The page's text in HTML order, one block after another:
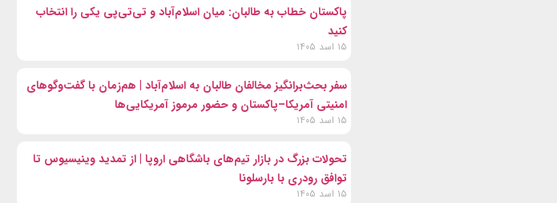
پاکستان خطاب به طالبان: میان اسلام‌آباد و تی‌تی‌پی یکی را انتخاب
کنید
۱۵ اسد ۱۴۰۵
سفر بحث‌برانگیز مخالفان طالبان به اسلام‌آباد | هم‌زمان با گفت‌وگوهای
امنیتی آمریکا–پاکستان و حضور مرموز آمریکایی‌ها
۱۵ اسد ۱۴۰۵
تحولات بزرگ در بازار تیم‌های باشگاهی اروپا | از تمدید وینیسیوس تا
توافق رودری با بارسلونا
۱۵ اسد ۱۴۰۵